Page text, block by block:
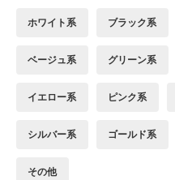
ホワイト系 ブラック系
ベージュ系 グリーン系
イエロー系 ピンク系
シルバー系 ゴールド系
その他